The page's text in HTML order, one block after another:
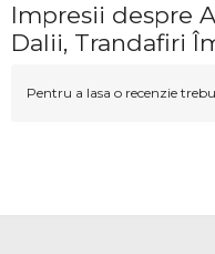
Impresii despre
Dalii, Trandafiri
Pentru a lasa o recenzie